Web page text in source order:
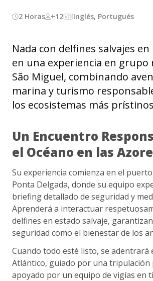
2 Horas +12 Inglés, Portugués
Nada con delfines salvajes en
en una experiencia en grupo
São Miguel, combinando
marina y turismo
los ecosistemas más
Un Encuentro
el Océano en las
Su experiencia comienza en el
Ponta Delgada, donde su equipo
briefing detallado de seguridad y
Aprenderá a interactuar
delfines en estado salvaje,
seguridad como el bienestar de los
Cuando todo esté listo, se adentrará
Atlántico, guiado por una
apoyado por un equipo de vigías en